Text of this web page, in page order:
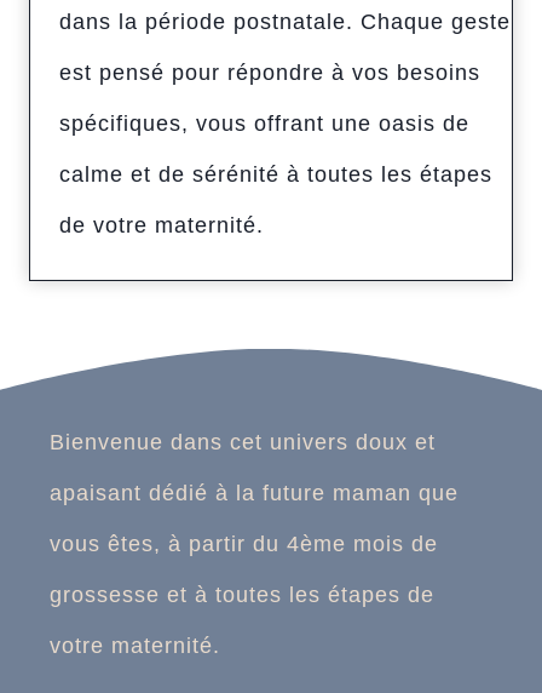
dans la période postnatale. Chaque geste
est pensé pour répondre à vos besoins
spécifiques, vous offrant une oasis de
calme et de sérénité à toutes les étapes
de votre maternité.
Bienvenue dans cet univers doux et
apaisant dédié à la future maman que
vous êtes, à partir du 4ème mois de
grossesse et à toutes les étapes de
votre maternité.